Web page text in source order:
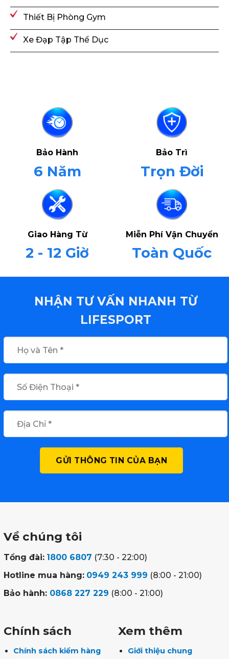
Thiết Bị Phòng Gym
Xe Đạp Tập Thể Dục
Bảo Hành
6 Năm
Bảo Trì
Trọn Đời
Giao Hàng Từ
2 - 12 Giờ
Miễn Phí Vận Chuyển
Toàn Quốc
NHẬN TƯ VẤN NHANH TỪ
LIFESPORT
Về chúng tôi
Tổng đài: 1800 6807 (7:30 - 22:00)
Hotline mua hàng: 0949 243 999 (8:00 - 21:00)
Bảo hành: 0868 227 229 (8:00 - 21:00)
Chính sách
Chính sách kiểm hàng
Xem thêm
Giới thiệu chung